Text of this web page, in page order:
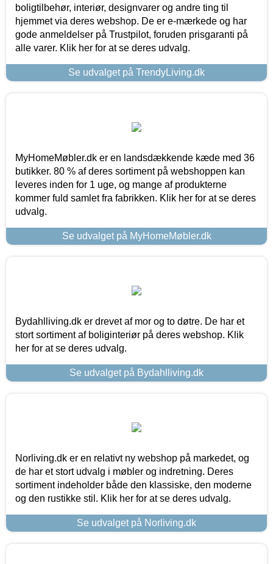
boligtilbehør, interiør, designvarer og andre ting til
hjemmet via deres webshop. De er e-mærkede og har
gode anmeldelser på Trustpilot, foruden prisgaranti på
alle varer. Klik her for at se deres udvalg.
Se udvalget på TrendyLiving.dk
MyHomeMøbler.dk er en landsdækkende kæde med 36
butikker. 80 % af deres sortiment på webshoppen kan
leveres inden for 1 uge, og mange af produkterne
kommer fuld samlet fra fabrikken. Klik her for at se deres
udvalg.
Se udvalget på MyHomeMøbler.dk
Bydahlliving.dk er drevet af mor og to døtre. De har et
stort sortiment af boliginteriør på deres webshop. Klik
her for at se deres udvalg.
Se udvalget på Bydahlliving.dk
Norliving.dk er en relativt ny webshop på markedet, og
de har et stort udvalg i møbler og indretning. Deres
sortiment indeholder både den klassiske, den moderne
og den rustikke stil. Klik her for at se deres udvalg.
Se udvalget på Norliving.dk